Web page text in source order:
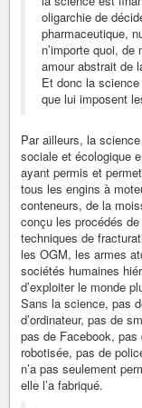
oligarchie de
pharmaceutique,
n’importe quoi, de
amour abstrait de
Et donc la
que lui imposent
Par ailleurs, la
sociale et écologique
ayant permis et
tous les engins à
conteneurs, de la
conçu les procédés
techniques de
les OGM, les armes
sociétés humaines
d’exploiter le monde
Sans la science, pas
d’ordinateur, pas de
pas de Facebook,
robotisée, pas de
n’a pas seulement
elle l’a fabriqué.